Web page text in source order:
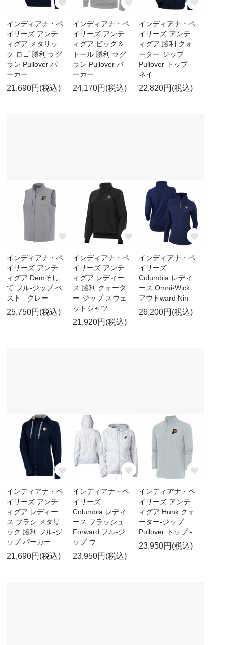
インディアナ・ペ
イサーズ アンテ
ィグア メタリッ
ク ロゴ 勝利 ラグ
ラン Pullover パ
ーカー
21,690円(税込)
インディアナ・ペ
イサーズ アンテ
ィグア ビッグ＆
トール 勝利 ラグ
ラン Pullover パ
ーカー
24,170円(税込)
インディアナ・ペ
イサーズ アンテ
ィグア 勝利 クォ
ーター-ジップ
Pullover トップ -
ネイ
22,820円(税込)
インディアナ・ペ
イサーズ アンテ
ィグア Demそし
て フル-ジップ ベ
スト - グレー
25,750円(税込)
インディアナ・ペ
イサーズ アンテ
ィグア レディー
ス 勝利 クォータ
ー-ジップ スウェ
ットシャツ -
21,920円(税込)
インディアナ・ペ
イサーズ
Columbia レディ
ース Omni-Wick
アウトward Nin
26,200円(税込)
インディアナ・ペ
イサーズ アンテ
ィグア レディー
ス ブラシ メタリ
ック 勝利 フル-ジ
ップ パーカー
21,690円(税込)
インディアナ・ペ
イサーズ
Columbia レディ
ース フラッシュ
Forward フル-ジ
ップ ウ
23,950円(税込)
インディアナ・ペ
イサーズ アンテ
ィグア Hunk クォ
ーター-ジップ
Pullover トップ -
23,950円(税込)